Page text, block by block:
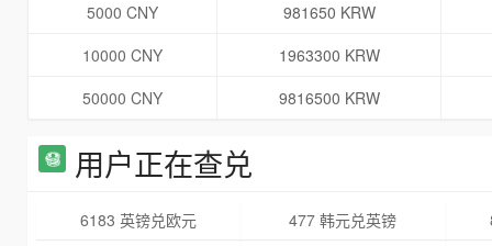
5000 CNY
981650 KRW
10000 CNY
1963300 KRW
50000 CNY
9816500 KRW
用户正在查兑
6183 英镑兑欧元 477 韩元兑英镑